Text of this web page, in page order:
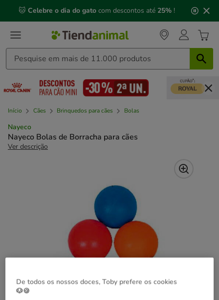
mensagem,
🐱 Celebre o dia do gato com descontos até 25% !
Início Cães Brinquedos para cães Bolas
Nayeco
Nayeco Bolas de Borracha para cães
Ver descrição
De todos os nossos doces, Toby prefere os cookies
🐶🍪